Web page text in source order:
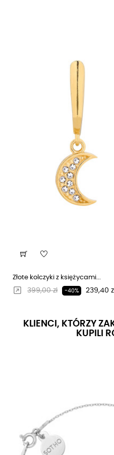
Złote kolczyki z księżycami...
Regularna cena
399,00 zł -40% Cena
239,40
KLIENCI, KTÓRZY
KUPILI